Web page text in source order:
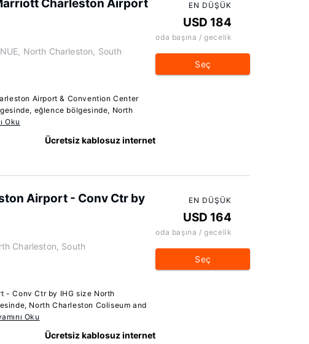
Charleston Airport
North Charleston, South
Airport & Convention Center
eğlence bölgesinde, North
Oku
Ücretsiz kablosuz internet
EN DÜŞÜK
USD 184
oda başına / gecelik
Seç
Airport - Conv Ctr by
Charleston, South
- Conv Ctr by IHG size North
North Charleston Coliseum and
Oku
Ücretsiz kablosuz internet
EN DÜŞÜK
USD 164
oda başına / gecelik
Seç